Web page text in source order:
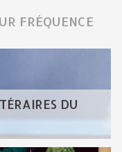
FRÉQUENCE
DU